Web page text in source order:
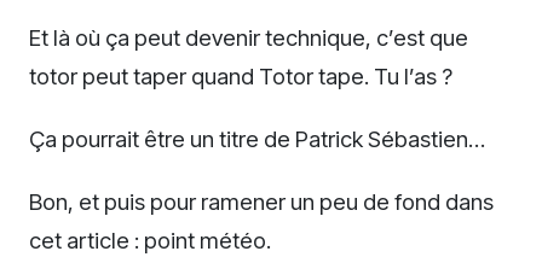
Et là où ça peut devenir technique, c’est que
totor peut taper quand Totor tape. Tu l’as ?
Ça pourrait être un titre de Patrick Sébastien…
Bon, et puis pour ramener un peu de fond dans
cet article : point météo.